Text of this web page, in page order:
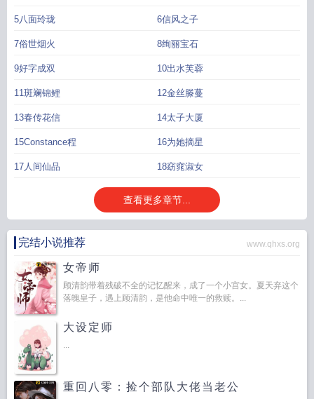
为。此版文案发布于2025.4.14，已截图存档。-感谢日常陪伴与支持，你们都是
我的小天使，爱你们呀。请文明与善良交流哦，不适合请勿勉强继续阅读，亦不
跟管理员定期删除，请知悉，介意勿入哦，祝转身遇到心仪佳作。
bjd芬莉道蔷吻txt 芬莉道蔷吻 璇枢星芬莉道蔷吻免费阅读
5八面玲珑 6信风之子
7俗世烟火 8绚丽宝石
9好字成双 10出水芙蓉
11斑斓锦鲤 12金丝滕蔓
13春传花信 14太子大厦
15Constance程 16为她摘星
17人间仙品 18窈窕淑女
查看更多章节...
完结小说推荐 www.qhxs.org
女帝师
顾清韵带着残破不全的记忆醒来，成了一个小宫女。夏天弃这个
落魄皇子，遇上顾清韵，是他命中唯一的救赎。...
大设定师
...
重回八零：捡个部队大佬当老公